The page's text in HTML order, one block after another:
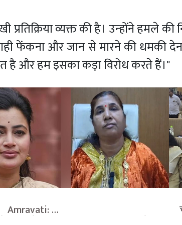
प्रतिक्रिया व्यक्त की है। उन्होंने हमले की
फेंकना और जान से मारने की धमकी
है और हम इसका कड़ा विरोध करते हैं।"
Amravati: